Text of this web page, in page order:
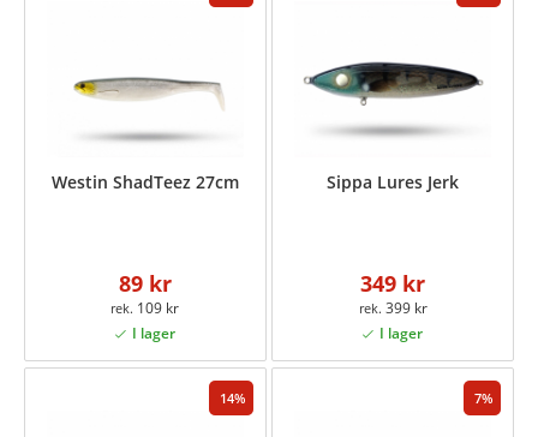
Westin ShadTeez 27cm
89 kr
109 kr
Sippa Lures Jerk
349 kr
399 kr
14 7